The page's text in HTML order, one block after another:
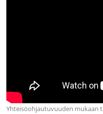
Yhteisöohjautuvuuden mukaan